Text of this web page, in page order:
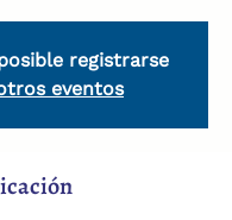
registrarse
eventos